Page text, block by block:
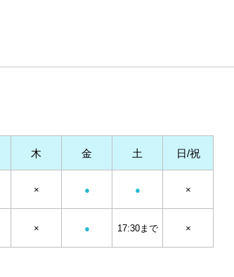
木 金 土 日/祝
× ● ● ×
× ● 17:30まで ×